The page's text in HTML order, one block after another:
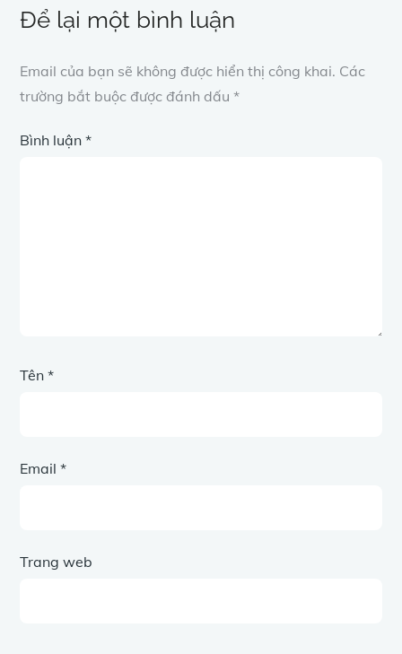
Để lại một bình luận
Email của bạn sẽ không được hiển thị công khai. Các
trường bắt buộc được đánh dấu*
Bình luận*
Tên*
Email*
Trang web